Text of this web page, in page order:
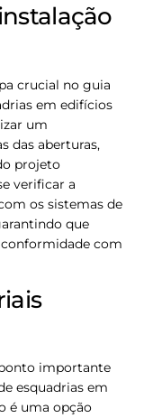
crucial no guia
em edifícios
um
das aberturas,
projeto
verificar a
os sistemas de
que
com
importante
esquadrias em
é uma opção